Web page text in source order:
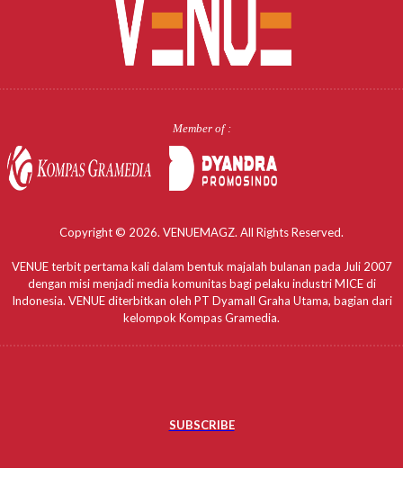
Member of :
Copyright © 2026. VENUEMAGZ. All Rights Reserved.
VENUE terbit pertama kali dalam bentuk majalah bulanan pada Juli 2007
dengan misi menjadi media komunitas bagi pelaku industri MICE di
Indonesia. VENUE diterbitkan oleh PT Dyamall Graha Utama, bagian dari
kelompok Kompas Gramedia.
SUBSCRIBE